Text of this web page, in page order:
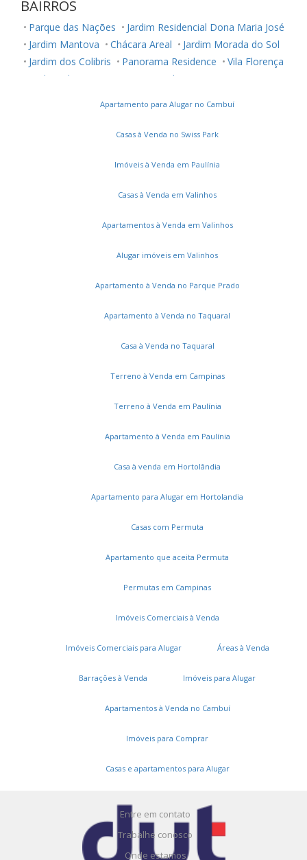
Morungaba/SP
Paulínia/SP
Salto/SP
Santa Bárbara D'Oeste/SP
Serra Negra/SP
Sorocaba/SP
Sumaré/SP
Ubatuba/SP
Valinhos/SP
Vinhedo/SP
BAIRROS
Parque das Nações
Jardim Residencial Dona Maria José
Jardim Mantova
Chácara Areal
Jardim Morada do Sol
Jardim dos Colibris
Panorama Residence
Vila Florença
Jardim Juliana
Loteamento Park Gran Reserve
Jardim Montreal Residence
Residencial Milano
Jardim São Francisco
Jardim Belo Horizonte
Colinas de Indaiatuba
Jardim Vila Paradiso
Vila Pires da Cunha
Jardim Europa II
Parque Residencial Indaiá
Jardim Residencial Alto de Itaici
Parque Residencial Sabiás
Parque São Lourenço
Colinas do Mosteiro de Itaici
Cidade Nova II
Jardim Reserva Bom Viver de Indaiatuba
Jardim Residencial Dona Lucilla
Jardim Residencial Viena
Residencial Duas Marias
Apartamento para Alugar no Cambuí
Casas à Venda no Swiss Park
Imóveis à Venda em Paulínia
Casas à Venda em Valinhos
Apartamentos à Venda em Valinhos
Alugar imóveis em Valinhos
Apartamento à Venda no Parque Prado
Apartamento à Venda no Taquaral
Casa à Venda no Taquaral
Terreno à Venda em Campinas
Terreno à Venda em Paulínia
Apartamento à Venda em Paulínia
Casa à venda em Hortolândia
Apartamento para Alugar em Hortolandia
Casas com Permuta
Apartamento que aceita Permuta
Permutas em Campinas
Imóveis Comerciais à Venda
Imóveis Comerciais para Alugar Áreas à Venda
Barrações à Venda Imóveis para Alugar
Apartamentos à Venda no Cambuí
Imóveis para Comprar
Casas e apartamentos para Alugar
Serviços
Cadastros e Propostas
Cadastre seu imóvel
Entre em contato
Trabalhe conosco
Onde estamos